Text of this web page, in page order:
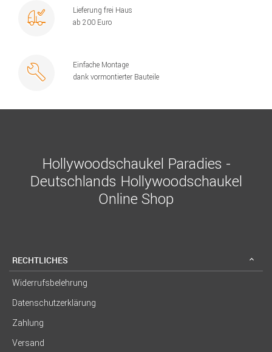
Lieferung frei Haus
ab 200 Euro
Einfache Montage
dank vormontierter Bauteile
Hollywoodschaukel Paradies -
Deutschlands Hollywoodschaukel
Online Shop
RECHTLICHES
Widerrufsbelehrung
Datenschutzerklärung
Zahlung
Versand